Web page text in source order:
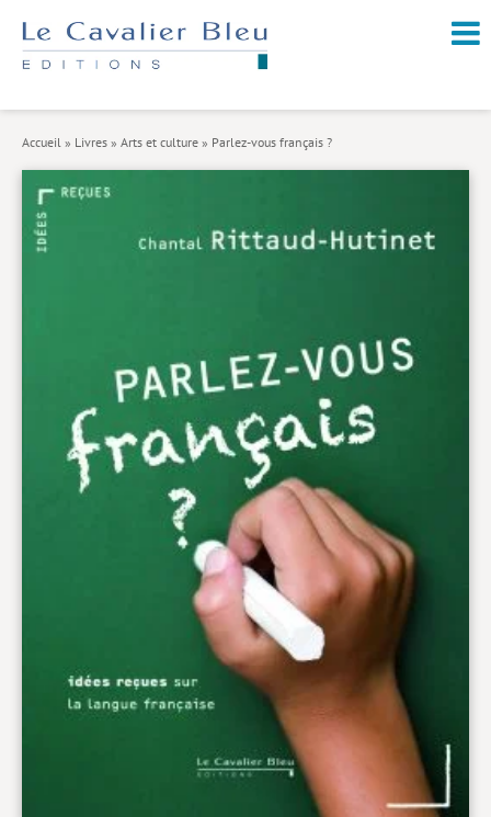
CATALOGUE
Économie et société
Nature et environnement
Santé et médecine
Sciences
Livres poche
Index général des titres
>> Livres numériques <<
COLLECTIONS
Comment je suis devenu
eDDen
Accueil » Livres » Arts et culture » Parlez-vous français ?